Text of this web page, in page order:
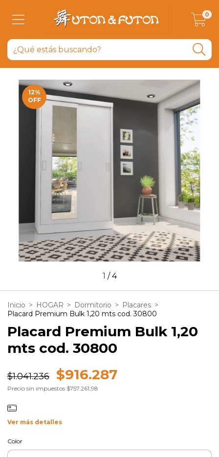
0
12%
OFF
1 /4
Inicio > HOGAR > Dormitorio > Placares >
Placard Premium Bulk 1,20 mts cod. 30800
Placard Premium Bulk 1,20
mts cod. 30800
$1.041.236 $916.287
Precio sin impuestos $757.261,98
Ver más detalles
Color